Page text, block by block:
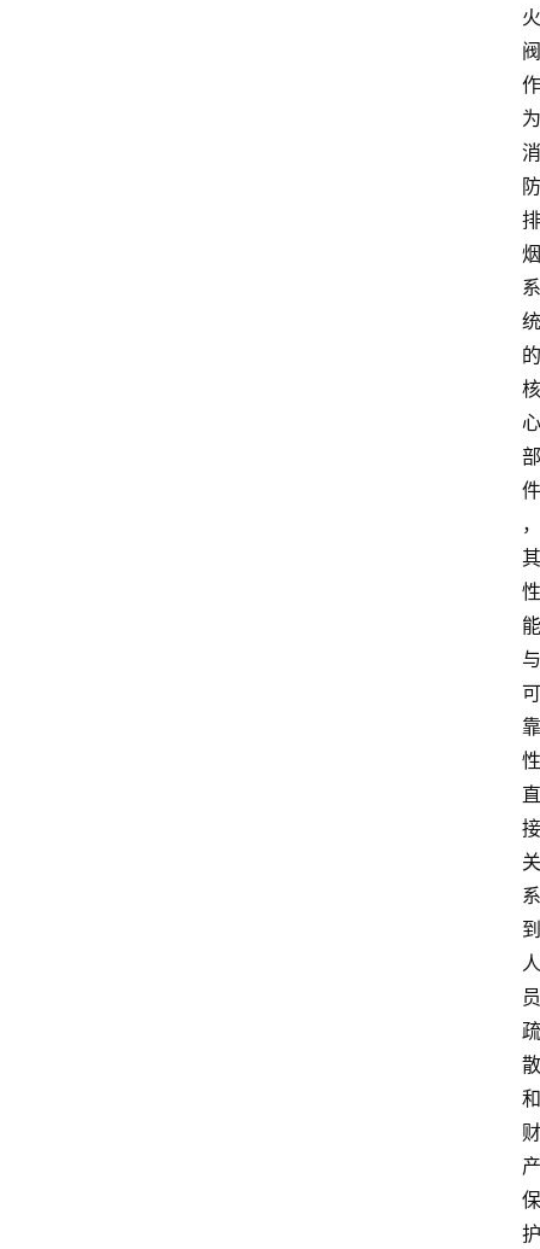
火
阀
作
为
消
防
排
烟
系
统
的
核
心
部
件
，
其
性
能
与
可
靠
性
直
接
关
系
到
人
员
疏
散
和
财
产
保
护